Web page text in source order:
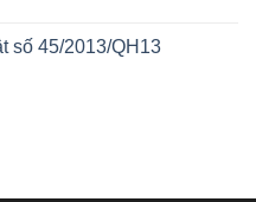
số 45/2013/QH13